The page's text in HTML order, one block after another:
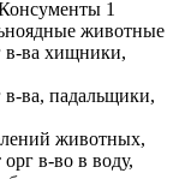
1
животные
в-ва хищники,
в-ва, падальщики,
животных,
в-во в воду,